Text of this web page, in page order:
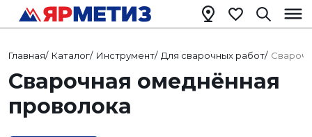
Главная/ Каталог/ Инструмент/ Для сварочных работ/
Сварочная омеднённая
проволока